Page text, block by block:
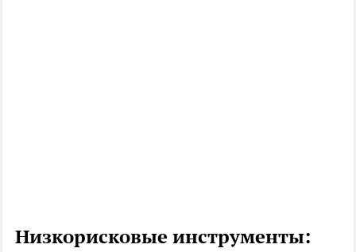
Низкорисковые инструменты: